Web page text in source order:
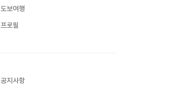
도보여행
프로필
공지사항